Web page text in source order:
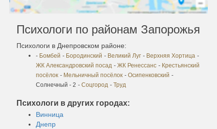
Психологи по районам Запорожья
Психологи в Днепровском районе:
- Бомбей - Бородинский - Великий Луг - Верхняя Хортица -
ЖК Александровский посад - ЖК Ренессанс - Крестьянский
посёлок - Мельничный посёлок - Осипенковский -
Солнечный - 2 - Соцгород - Труд
Психологи в других городах:
Винница
Днепр